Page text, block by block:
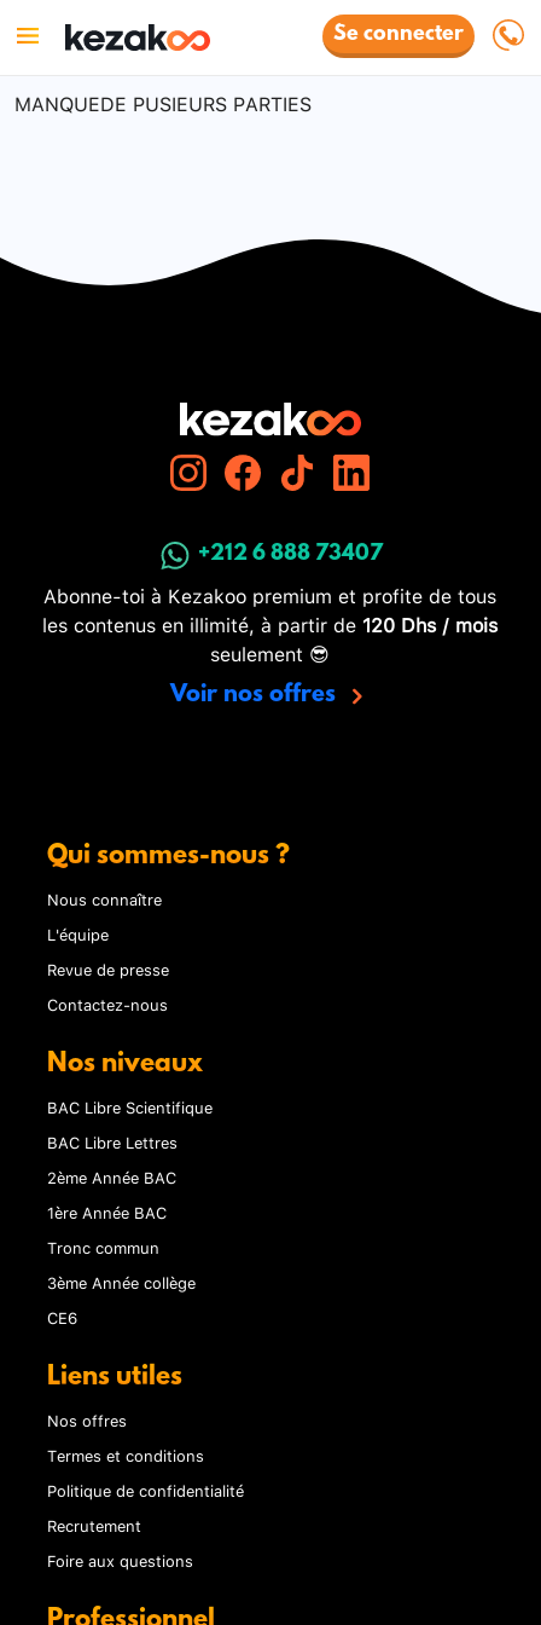
Se connecter
MANQUEDE PUSIEURS PARTIES
+212 6 888 73407
Abonne-toi à Kezakoo premium et profite de tous
les contenus en illimité, à partir de 120 Dhs / mois
seulement 😎
Voir nos offres
Qui sommes-nous ?
Nous connaître
L'équipe
Revue de presse
Contactez-nous
Nos niveaux
BAC Libre Scientifique
BAC Libre Lettres
2ème Année BAC
1ère Année BAC
Tronc commun
3ème Année collège
CE6
Liens utiles
Nos offres
Termes et conditions
Politique de confidentialité
Recrutement
Foire aux questions